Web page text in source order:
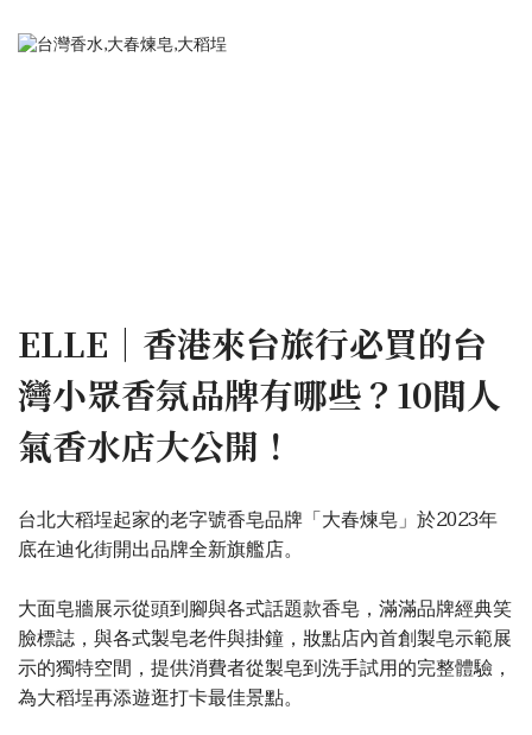
ELLE｜香港來台旅行必買的台
灣小眾香氛品牌有哪些？10間人
氣香水店大公開！
台北大稻埕起家的老字號香皂品牌「大春煉皂」於2023年
底在迪化街開出品牌全新旗艦店。
大面皂牆展示從頭到腳與各式話題款香皂，滿滿品牌經典笑
臉標誌，與各式製皂老件與掛鐘，妝點店內首創製皂示範展
示的獨特空間，提供消費者從製皂到洗手試用的完整體驗，
為大稻埕再添遊逛打卡最佳景點。